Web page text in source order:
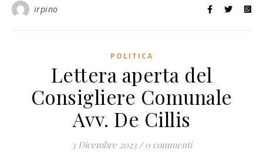
irpino
POLITICA
Lettera aperta del
Consigliere Comunale
Avv. De Cillis
3 Dicembre 2023 / 0 commenti